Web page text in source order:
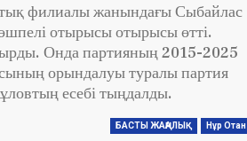
филиалы жанындағы Сыбайлас
отырысы отырысы өтті.
Онда партияның 2015-2025
орындалуы туралы партия
есебі тыңдалды.
БАСТЫ ЖАҢАЛЫҚ Нұр Отан